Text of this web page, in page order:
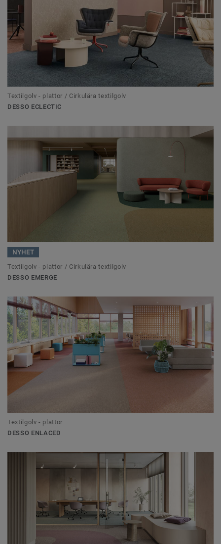
Textilgolv - plattor / Cirkulära textilgolv
DESSO ECLECTIC
NYHET
Textilgolv - plattor / Cirkulära textilgolv
DESSO EMERGE
Textilgolv - plattor
DESSO ENLACED